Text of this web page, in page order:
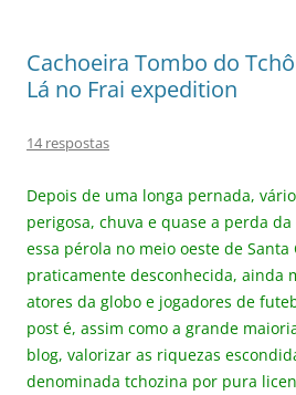
Cachoeira Tombo do
Lá no Frai expedition
14 respostas
Depois de uma longa pernada,
perigosa, chuva e quase a perda
essa pérola no meio oeste de
praticamente desconhecida, ainda
atores da globo e jogadores de
post é, assim como a grande
blog, valorizar as riquezas
denominada tchozina por pura